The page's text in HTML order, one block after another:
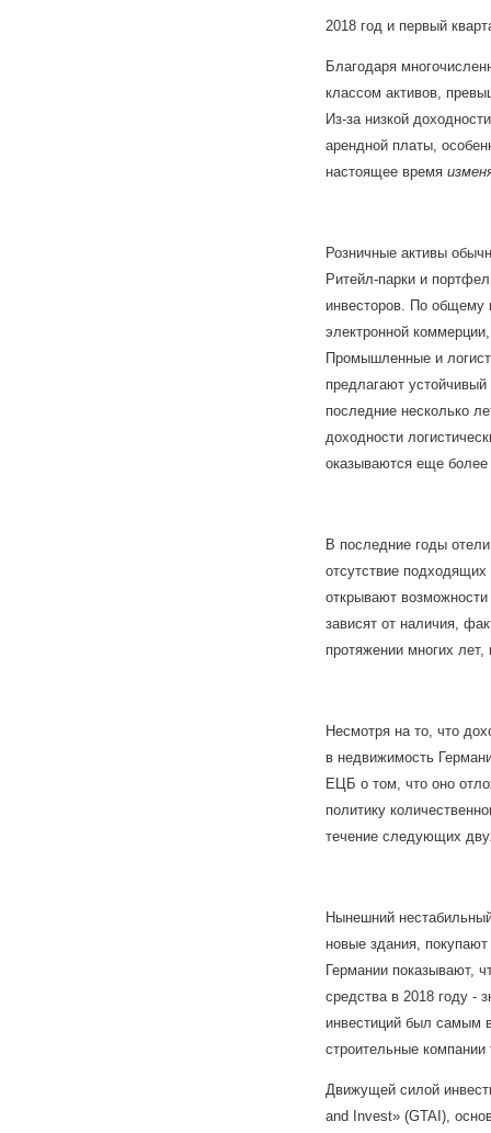
2018 год и первый
Благодаря
классом активов,
Из-за низкой
арендной платы,
настоящее время
Розничные активы
Ритейл-парки и
инвесторов. По общему
электронной
Промышленные и
предлагают
последние несколько
доходности
оказываются еще
В последние годы
отсутствие
открывают
зависят от наличия,
протяжении многих
Несмотря на то, что
в недвижимость
ЕЦБ о том, что оно
политику
течение следующих
Нынешний
новые здания,
Германии показывают,
средства в 2018 году -
инвестиций был самым
строительные
Движущей силой
and Invest» (GTAI),